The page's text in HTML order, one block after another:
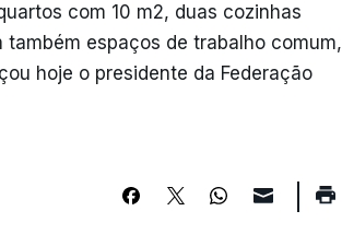
com 10 m2, duas cozinhas
espaços de trabalho comum,
hoje o presidente da Federação